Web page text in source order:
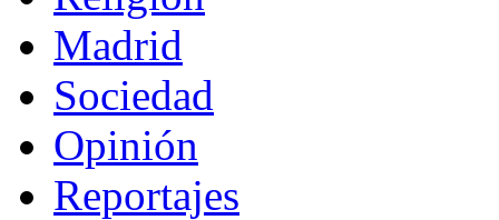
Madrid
Sociedad
Opinión
Reportajes